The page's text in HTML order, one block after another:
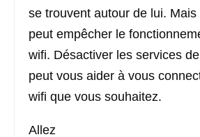
se trouvent autour de lui.
peut empêcher le
wifi. Désactiver les services
peut vous aider à vous
wifi que vous souhaitez.
Allez